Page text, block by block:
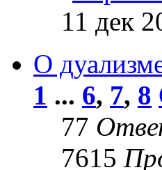
11 дек
О
1 ... 6, 7, 8
77
7615